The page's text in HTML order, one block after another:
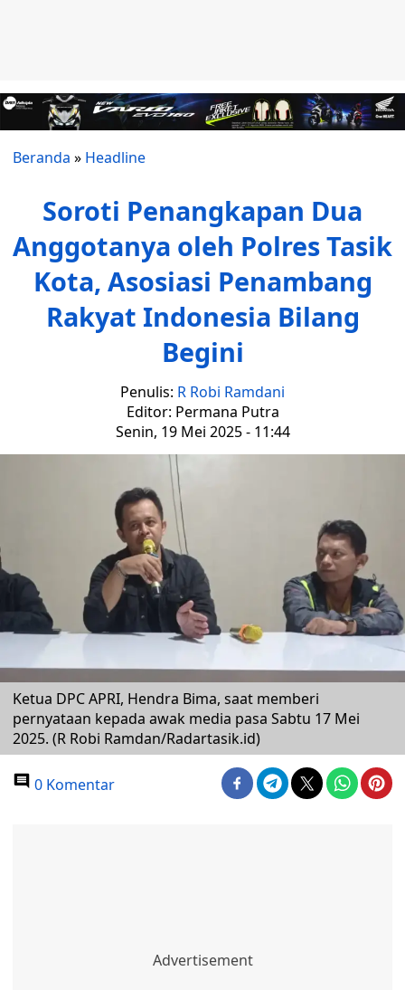
Beranda » Headline
Soroti Penangkapan Dua
Anggotanya oleh Polres Tasik
Kota, Asosiasi Penambang
Rakyat Indonesia Bilang
Begini
Penulis: R Robi Ramdani
Editor: Permana Putra
Senin, 19 Mei 2025 - 11:44
Ketua DPC APRI, Hendra Bima, saat memberi
pernyataan kepada awak media pasa Sabtu 17 Mei
2025. (R Robi Ramdan/Radartasik.id)
0 Komentar